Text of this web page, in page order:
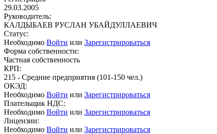
29.03.2005
Руководитель:
КАЛДЫБАЕВ РУСЛАН УБАЙДУЛЛАЕВИЧ
Статус:
Необходимо Войти или Зарегистрироваться
Форма собственности:
Частная собственность
КРП:
215 - Средние предприятия (101-150 чел.)
ОКЭД:
Необходимо Войти или Зарегистрироваться
Плательщик НДС:
Необходимо Войти или Зарегистрироваться
Лицензии:
Необходимо Войти или Зарегистрироваться